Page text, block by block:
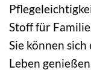
Stoff für
Sie können
Leben